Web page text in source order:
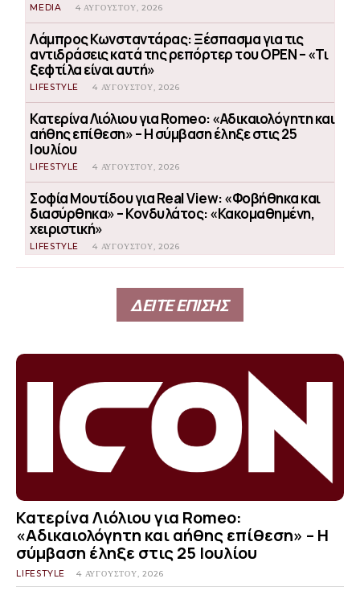
MEDIA 4 ΑΥΓΟΎΣΤΟΥ, 2026
Λάμπρος Κωνσταντάρας: Ξέσπασμα για τις
αντιδράσεις κατά της ρεπόρτερ του OPEN – «Τι
ξεφτίλα είναι αυτή»
LIFESTYLE 4 ΑΥΓΟΎΣΤΟΥ, 2026
Κατερίνα Λιόλιου για Romeo: «Αδικαιολόγητη και
αήθης επίθεση» – Η σύμβαση έληξε στις 25
Ιουλίου
LIFESTYLE 4 ΑΥΓΟΎΣΤΟΥ, 2026
Σοφία Μουτίδου για Real View: «Φοβήθηκα και
διασύρθηκα» – Κονδυλάτος: «Κακομαθημένη,
χειριστική»
LIFESTYLE 4 ΑΥΓΟΎΣΤΟΥ, 2026
ΔΕΙΤΕ ΕΠΙΣΗΣ
Κατερίνα Λιόλιου για Romeo:
«Αδικαιολόγητη και αήθης επίθεση» – Η
σύμβαση έληξε στις 25 Ιουλίου
LIFESTYLE 4 ΑΥΓΟΎΣΤΟΥ, 2026